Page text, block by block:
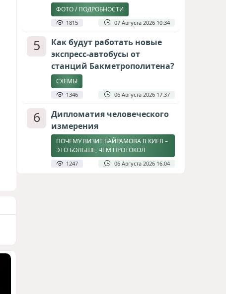
ФОТО / ПОДРОБНОСТИ
1815 07 Августа 2026 10:34
5
Как будут работать новые
экспресс-автобусы от
станций Бакметрополитена?
СХЕМЫ
1346 06 Августа 2026 17:37
6
Дипломатия человеческого
измерения
ПОЧЕМУ ВИЗИТ БАЙРАМОВА В КИЕВ –
ЭТО БОЛЬШЕ, ЧЕМ ПРОТОКОЛ
1247 06 Августа 2026 16:04